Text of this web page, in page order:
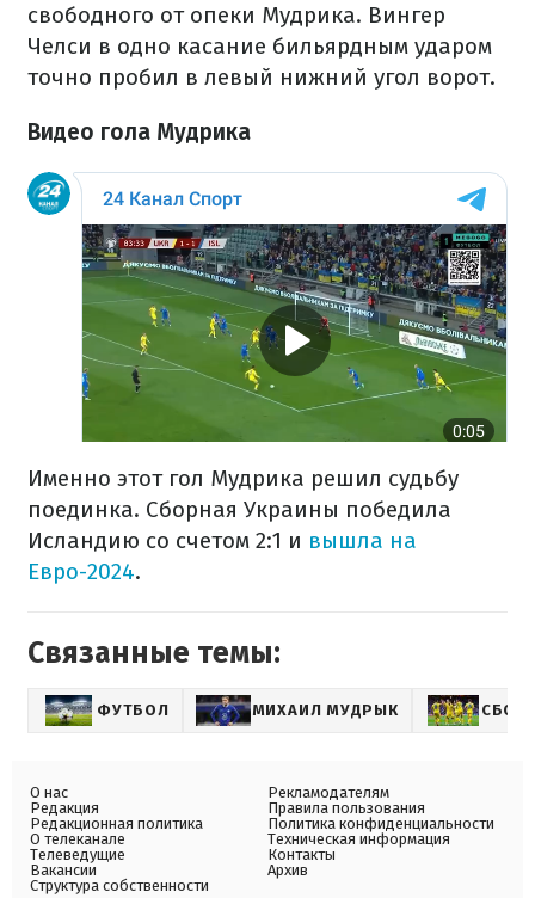
свободного от опеки Мудрика. Вингер
Челси в одно касание бильярдным ударом
точно пробил в левый нижний угол ворот.
Видео гола Мудрика
Именно этот гол Мудрика решил судьбу
поединка. Сборная Украины победила
Исландию со счетом 2:1 и вышла на
Евро-2024.
Связанные темы:
ФУТБОЛ МИХАИЛ МУДРЫК
О нас
Редакция
Редакционная политика
О телеканале
Телеведущие
Вакансии
Структура собственности
Рекламодателям
Правила пользования
Политика конфиденциальности
Техническая информация
Контакты
Архив